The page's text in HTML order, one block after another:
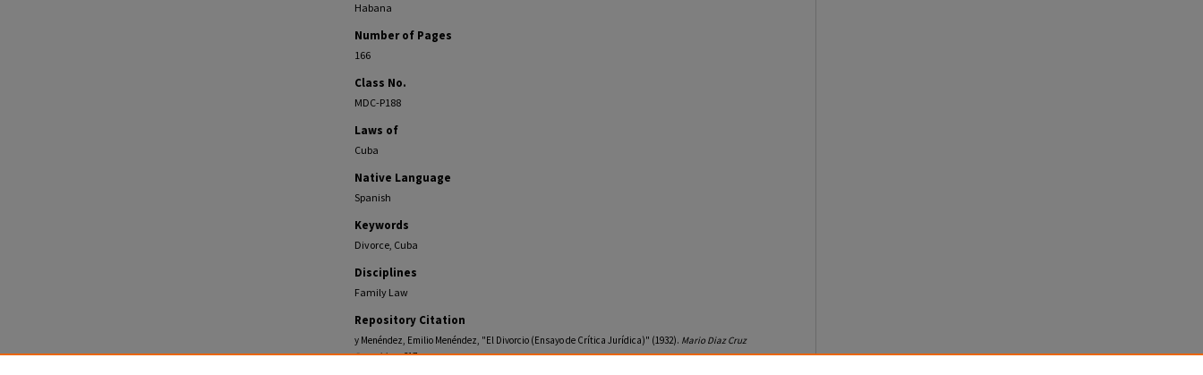
Habana
Number of Pages
166
Class No.
MDC-P188
Laws of
Cuba
Native Language
Spanish
Keywords
Divorce, Cuba
Disciplines
Family Law
Repository Citation
y Menéndez, Emilio Menéndez, "El Divorcio (Ensayo de Crítica Jurídica)" (1932). Mario Diaz Cruz
Pamphlets. 217.